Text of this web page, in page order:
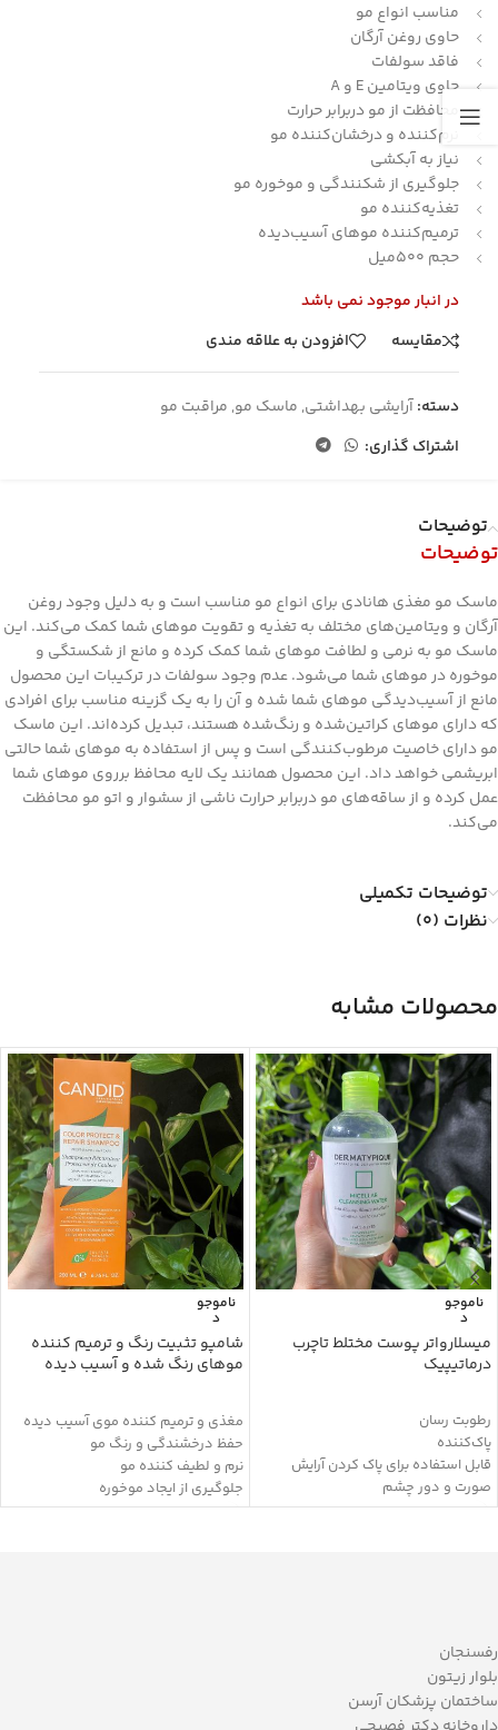
مناسب انواع مو
حاوی روغن آرگان
فاقد سولفات
حاوی ویتامین E و A
محافظت از مو دربرابر حرارت
نرم‌کننده و درخشان‌کننده مو
نیاز به آبکشی
جلوگیری از شکنندگی و موخوره مو
تغذیه‌کننده مو
ترمیم‌کننده موهای آسیب‌دیده
حجم 500میل
در انبار موجود نمی باشد
مقایسه
افزودن به علاقه مندی
دسته:آرایشی بهداشتی, ماسک مو, مراقبت مو
اشتراک گذاری:
توضیحات
توضیحات
ماسک مو مغذی هانادی برای انواع مو مناسب است و به دلیل وجود روغن
آرگان و ویتامین‌های مختلف به تغذیه و تقویت موهای شما کمک می‌‌کند. این
ماسک مو به نرمی و لطافت موهای شما کمک کرده و مانع از شکستگی و
موخوره در موهای شما می‌شود. عدم وجود سولفات در ترکیبات این محصول
مانع از آسیب‌دیدگی موهای شما شده و آن را به یک گزینه مناسب برای افرادی
که دارای موهای کراتین‌شده و رنگ‌شده هستند، تبدیل کرده‌اند. این ماسک
مو دارای خاصیت مرطوب‌کنندگی است و پس از استفاده به موهای شما حالتی
ابریشمی خواهد داد. این محصول همانند یک لایه محافظ برروی موهای شما
عمل کرده و از ساقه‌‌های مو دربرابر حرارت ناشی از سشوار و اتو مو محافظت
می‌کند.
توضیحات تکمیلی
نظرات (0)
محصولات مشابه
ناموجو
د
میسلارواتر پوست مختلط تاچرب
درماتیپیک
رطوبت رسان
پاک‌کننده
قابل استفاده برای پاک کردن آرایش
صورت و دور چشم
جمع کننده منافذ باز پوست
رفع التهاب
کاهش براقیت پوست
حفظ PHطبیعی پوست
پیشگیری از ایجاد جوش
ناموجو
د
شامپو تثبیت رنگ و ترمیم کننده
موهای رنگ شده و آسیب دیده
مغذی و ترمیم کننده موی آسیب دیده
حفظ درخشندگی و رنگ مو
نرم و لطیف کننده مو
جلوگیری از ایجاد موخوره
حفظ چربی های مفید و طبیعی پوست
رفسنجان
بلوار زیتون
ساختمان پزشکان آرسن